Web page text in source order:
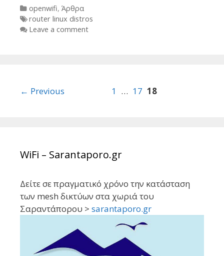
Categories
openwifi, Άρθρα
Tags
router linux distros
Leave a comment
Post
← Previous 1 … 17 18
WiFi – Sarantaporo.gr
Δείτε σε πραγματικό χρόνο την κατάσταση
των mesh δικτύων στα χωριά του
Σαραντάπορου > sarantaporo.gr